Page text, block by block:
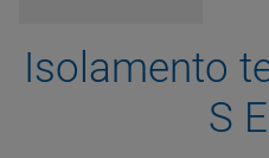
Isolamento
S